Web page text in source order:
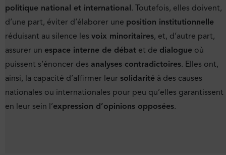
politique national et international. Toutefois, elles doivent,
d’une part, éviter d’élaborer une position institutionnelle
réduisant au silence les voix minoritaires, et, d’autre part,
assurer un espace interne de débat et de dialogue où
puissent s’énoncer des analyses contradictoires. Elles ont,
ainsi, la capacité d’affirmer leur solidarité à des causes
nationales ou internationales pour peu qu’elles garantissent
en leur sein l’expression d’opinions opposées.